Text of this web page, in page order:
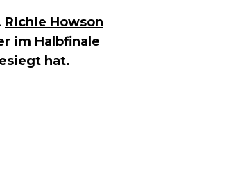
Richie Howson
im Halbfinale
hat.